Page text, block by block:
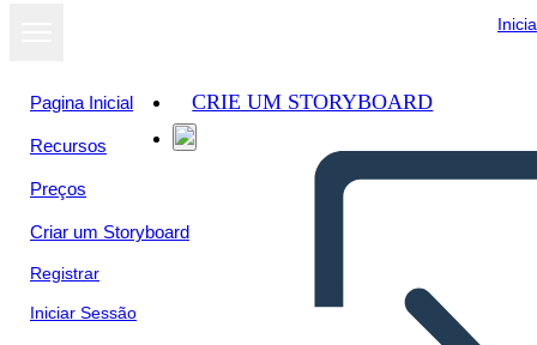
Pagina Inicial
Recursos
Preços
Criar um Storyboard
Registrar
Iniciar Sessão
CRIE UM STORYBOARD